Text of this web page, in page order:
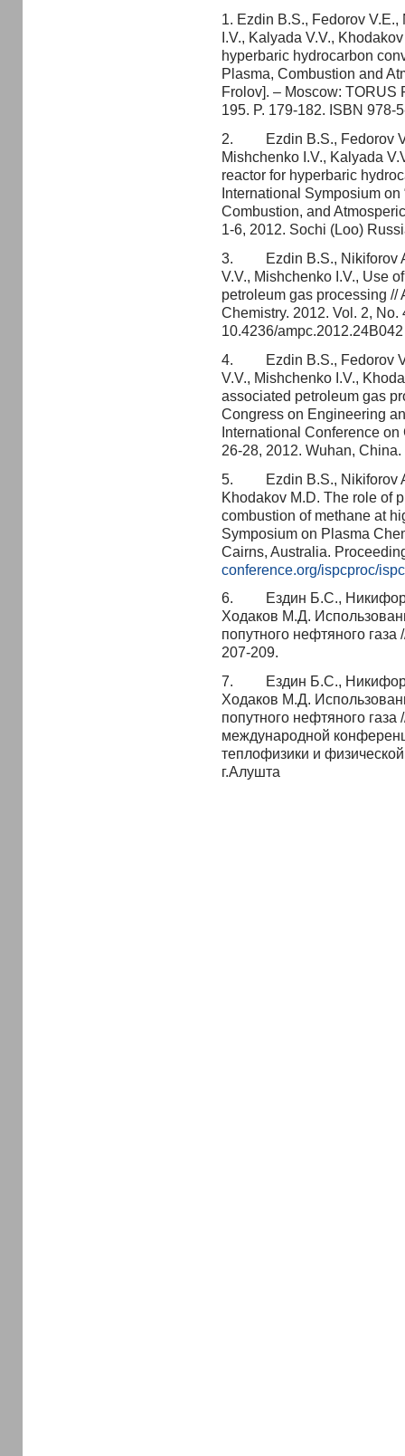
1. Ezdin B.S., Fedorov
I.V., Kalyada V.V.,
hyperbaric hydrocarbon
Plasma, Combustion and
Frolov]. – Moscow: TORUS
195. P. 179-182. ISBN 978-
2. Ezdin B.S., Fedorov
Mishchenko I.V., Kalyada
reactor for hyperbaric
International Symposium
Combustion, and
1-6, 2012. Sochi (Loo)
3. Ezdin B.S., Nikiforov
V.V., Mishchenko I.V., Use
petroleum gas processing
Chemistry. 2012. Vol. 2,
10.4236/ampc.2012.24B042
4. Ezdin B.S., Fedorov
V.V., Mishchenko I.V.,
associated petroleum gas
Congress on Engineering
International Conference
26-28, 2012. Wuhan, China.
5. Ezdin B.S., Nikiforov
Khodakov M.D. The role of
combustion of methane at
Symposium on Plasma
Cairns, Australia.
conference.org/ispcproc/
6. Ездин Б.С.,
Ходаков М.Д.
попутного нефтяного
207-209.
7. Ездин Б.С.,
Ходаков М.Д.
попутного нефтяного
международной
теплофизики и
г.Алушта